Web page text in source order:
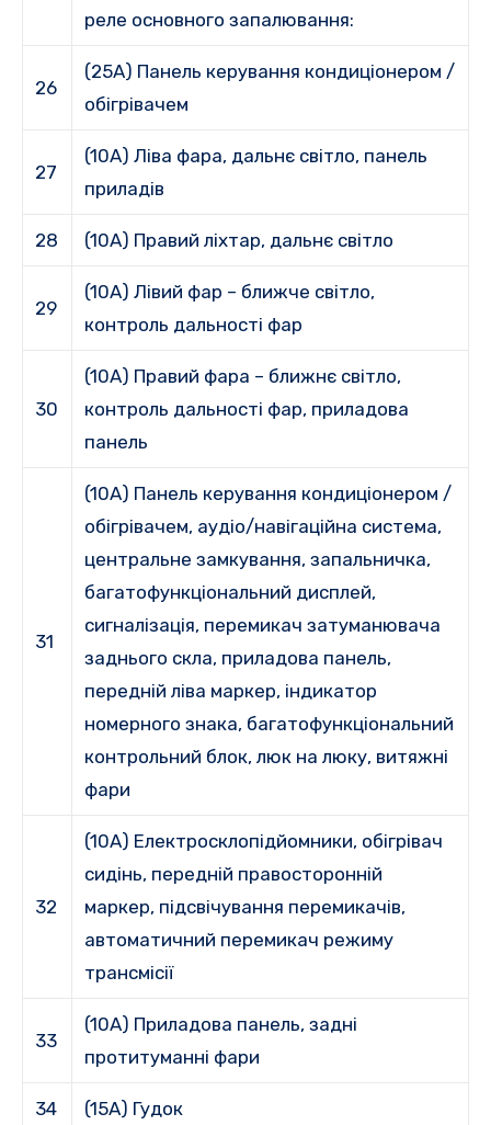
реле основного запалювання:
26
(25A) Панель керування кондиціонером /
обігрівачем
27
(10A) Ліва фара, дальнє світло, панель
приладів
28 (10A) Правий ліхтар, дальнє світло
29
(10A) Лівий фар – ближче світло,
контроль дальності фар
30
(10A) Правий фара – ближнє світло,
контроль дальності фар, приладова
панель
31
(10A) Панель керування кондиціонером /
обігрівачем, аудіо/навігаційна система,
центральне замкування, запальничка,
багатофункціональний дисплей,
сигналізація, перемикач затуманювача
заднього скла, приладова панель,
передній ліва маркер, індикатор
номерного знака, багатофункціональний
контрольний блок, люк на люку, витяжні
фари
32
(10A) Електросклопідйомники, обігрівач
сидінь, передній правосторонній
маркер, підсвічування перемикачів,
автоматичний перемикач режиму
трансмісії
33
(10A) Приладова панель, задні
протитуманні фари
34 (15A) Гудок